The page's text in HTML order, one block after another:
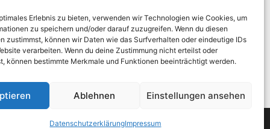
Erlebnis zu bieten, verwenden wir Technologien wie Cookies, um
zu speichern und/oder darauf zuzugreifen. Wenn du diesen
zustimmst, können wir Daten wie das Surfverhalten oder eindeutige IDs
verarbeiten. Wenn du deine Zustimmung nicht erteilst oder
können bestimmte Merkmale und Funktionen beeinträchtigt werden.
Ablehnen Einstellungen ansehen
DatenschutzerklärungImpressum
GeneratePress